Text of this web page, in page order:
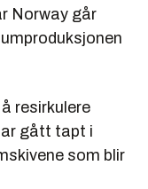
Norway går
resirkulere
gått tapt i
som blir